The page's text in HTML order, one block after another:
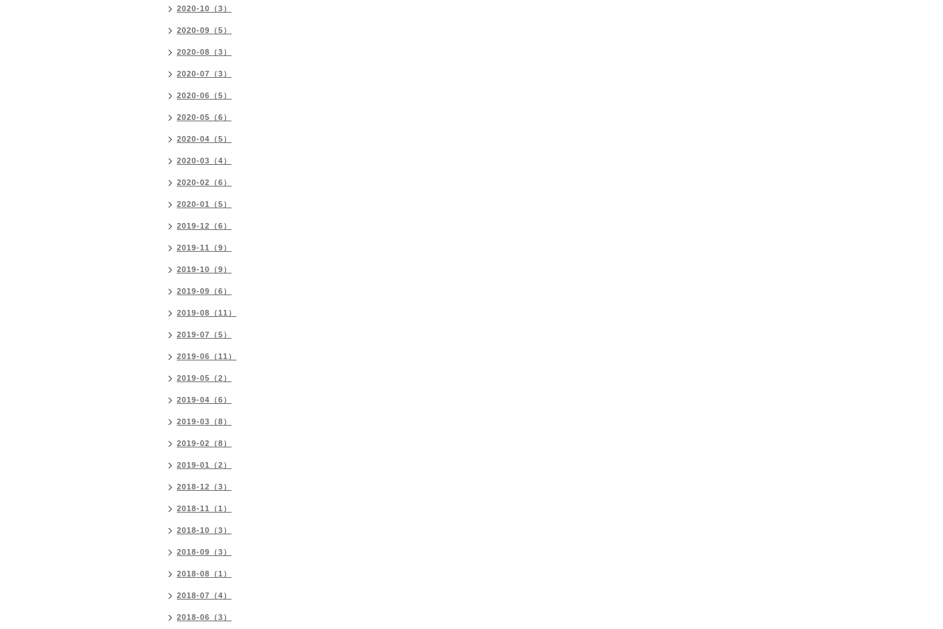
2020-10（3）
2020-09（5）
2020-08（3）
2020-07（3）
2020-06（5）
2020-05（6）
2020-04（5）
2020-03（4）
2020-02（6）
2020-01（5）
2019-12（6）
2019-11（9）
2019-10（9）
2019-09（6）
2019-08（11）
2019-07（5）
2019-06（11）
2019-05（2）
2019-04（6）
2019-03（8）
2019-02（8）
2019-01（2）
2018-12（3）
2018-11（1）
2018-10（3）
2018-09（3）
2018-08（1）
2018-07（4）
2018-06（3）